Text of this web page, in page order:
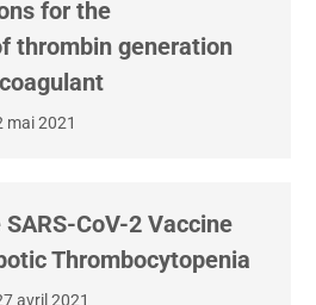
for the
thrombin generation
mai 2021
CoV-2 Vaccine
Thrombocytopenia
avril 2021